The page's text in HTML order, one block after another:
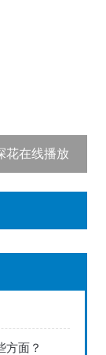
花在线播放
？